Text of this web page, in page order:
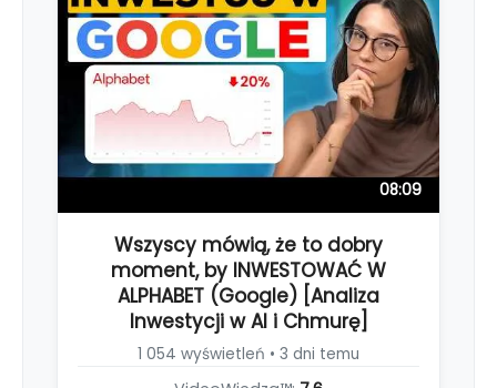
08:09
Wszyscy mówią, że to dobry
moment, by INWESTOWAĆ W
ALPHABET (Google) [Analiza
Inwestycji w AI i Chmurę]
1 054 wyświetleń • 3 dni temu